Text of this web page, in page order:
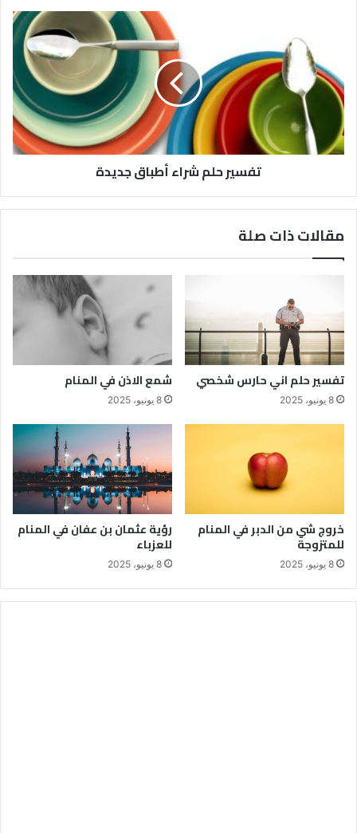
تفسير حلم شراء أطباق جديدة
مقالات ذات صلة
تفسير حلم اني حارس شخصي
8 يونيو، 2025
شمع الاذن في المنام
8 يونيو، 2025
خروج شي من الدبر في المنام
للمتزوجة
8 يونيو، 2025
رؤية عثمان بن عفان في المنام
للعزباء
8 يونيو، 2025